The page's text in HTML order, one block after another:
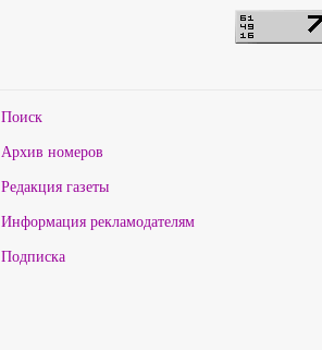
Поиск
Архив номеров
Редакция газеты
Информация рекламодателям
Подписка